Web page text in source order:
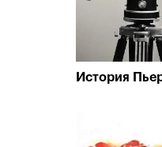
История